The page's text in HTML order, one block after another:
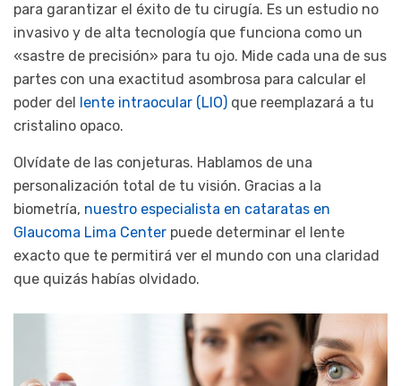
para garantizar el éxito de tu cirugía. Es un estudio no
invasivo y de alta tecnología que funciona como un
«sastre de precisión» para tu ojo. Mide cada una de sus
partes con una exactitud asombrosa para calcular el
poder del
lente intraocular (LIO) que reemplazará a tu
cristalino opaco.
Olvídate de las conjeturas. Hablamos de una
personalización total de tu visión. Gracias a la
biometría, nuestro especialista en cataratas en
Glaucoma Lima Center puede determinar el lente
exacto que te permitirá ver el mundo con una claridad
que quizás habías olvidado.